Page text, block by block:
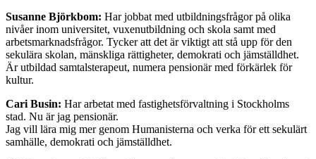
Susanne Björkbom: Har jobbat med utbildningsfrågor på olika
nivåer inom universitet, vuxenutbildning och skola samt med
arbetsmarknadsfrågor. Tycker att det är viktigt att stå upp för den
sekulära skolan, mänskliga rättigheter, demokrati och jämställdhet.
Är utbildad samtalsterapeut, numera pensionär med förkärlek för
kultur.
Cari Busin: Har arbetat med fastighetsförvaltning i Stockholms
stad. Nu är jag pensionär.
Jag vill lära mig mer genom Humanisterna och verka för ett sekulärt
samhälle, demokrati och jämställdhet.